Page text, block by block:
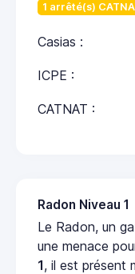
1 arrêté(s)
Casias :
ICPE :
CATNAT :
Radon Niveau 1
Le Radon, un
une menace
1, il est présent